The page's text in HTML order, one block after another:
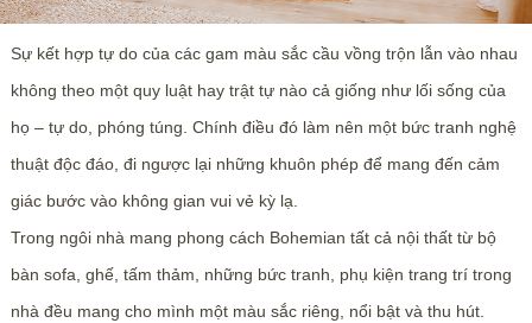
Sự kết hợp tự do của các gam màu sắc cầu vồng trộn lẫn vào nhau
không theo một quy luật hay trật tự nào cả giống như lối sống của
họ – tự do, phóng túng. Chính điều đó làm nên một bức tranh nghệ
thuật độc đáo, đi ngược lại những khuôn phép để mang đến cảm
giác bước vào không gian vui vẻ kỳ lạ.
Trong ngôi nhà mang phong cách Bohemian tất cả nội thất từ bộ
bàn sofa, ghế, tấm thảm, những bức tranh, phụ kiện trang trí trong
nhà đều mang cho mình một màu sắc riêng, nổi bật và thu hút.